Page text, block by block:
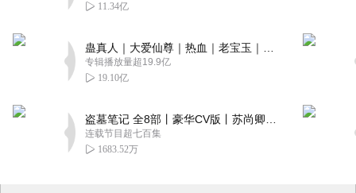
11.34亿
专辑播放量超19.9亿
19.10亿
连载节目超七百集
1683.52万